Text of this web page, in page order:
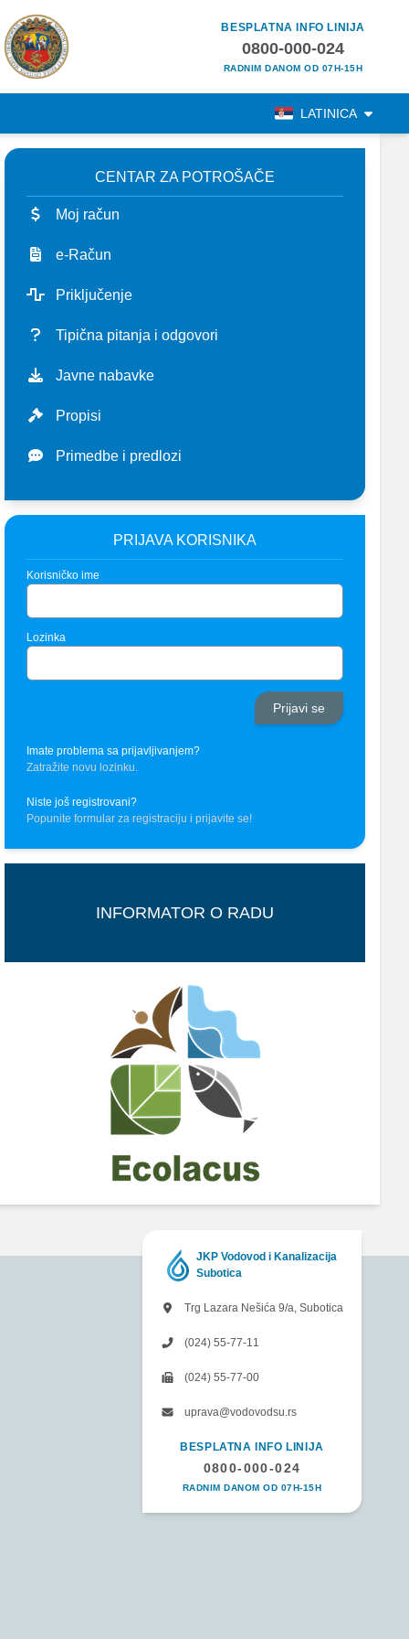
BESPLATNA INFO LINIJA
0800-000-024
RADNIM DANOM OD 07H-15H
LATINICA
CENTAR ZA POTROŠAČE
Moj račun
e-Račun
Priključenje
Tipična pitanja i odgovori
Javne nabavke
Propisi
Primedbe i predlozi
PRIJAVA KORISNIKA
Korisničko ime
Lozinka
Imate problema sa prijavljivanjem?
Zatražite novu lozinku.
Niste još registrovani?
Popunite formular za registraciju i prijavite se!
INFORMATOR O RADU
JKP Vodovod i Kanalizacija
Subotica
Trg Lazara Nešića 9/a, Subotica
(024) 55-77-11
(024) 55-77-00
uprava@vodovodsu.rs
BESPLATNA INFO LINIJA
0800-000-024
RADNIM DANOM OD 07H-15H